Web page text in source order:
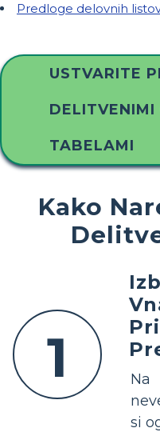
Predloge delovnih
USTVARITE
DELITVENIMI
TABELAMI
Kako
1
si